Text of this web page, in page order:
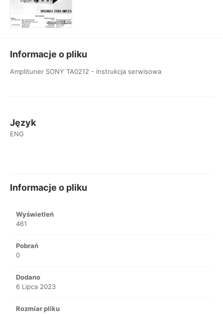
Informacje o pliku
Amplituner SONY TA0212 - instrukcja serwisowa
Język
ENG
Informacje o pliku
Wyświetleń
461
Pobrań
0
Dodano
6 Lipca 2023
Rozmiar pliku